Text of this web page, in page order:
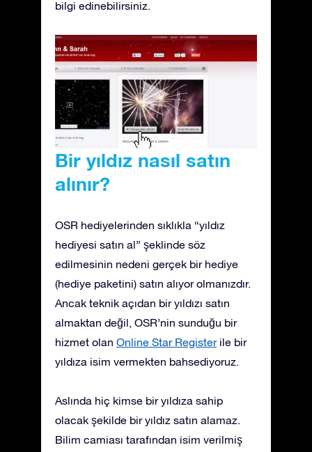
bilgi edinebilirsiniz.
Bir yıldız nasıl satın
alınır?
OSR hediyelerinden sıklıkla “yıldız
hediyesi satın al” şeklinde söz
edilmesinin nedeni gerçek bir hediye
(hediye paketini) satın alıyor olmanızdır.
Ancak teknik açıdan bir yıldızı satın
almaktan değil, OSR’nin sunduğu bir
hizmet olan Online Star Registerile bir
yıldıza isim vermekten bahsediyoruz.
Aslında hiç kimse bir yıldıza sahip
olacak şekilde bir yıldız satın alamaz.
Bilim camiası tarafından isim verilmiş